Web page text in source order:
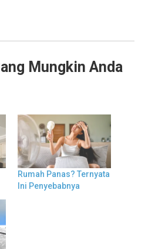
Mungkin Anda
Rumah Panas? Ternyata
Ini Penyebabnya